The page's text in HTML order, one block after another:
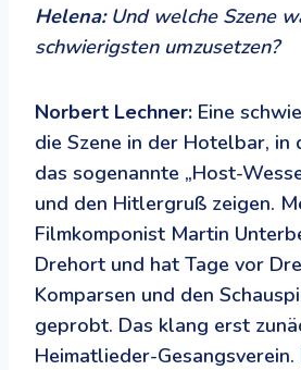
Helena: Und welche Szene
schwierigsten umzusetzen?
Norbert Lechner: Eine
die Szene in der Hotelbar, in
das sogenannte „Host-
und den Hitlergruß zeigen.
Filmkomponist Martin
Drehort und hat Tage vor
Komparsen und den
geprobt. Das klang erst
Heimatlieder-